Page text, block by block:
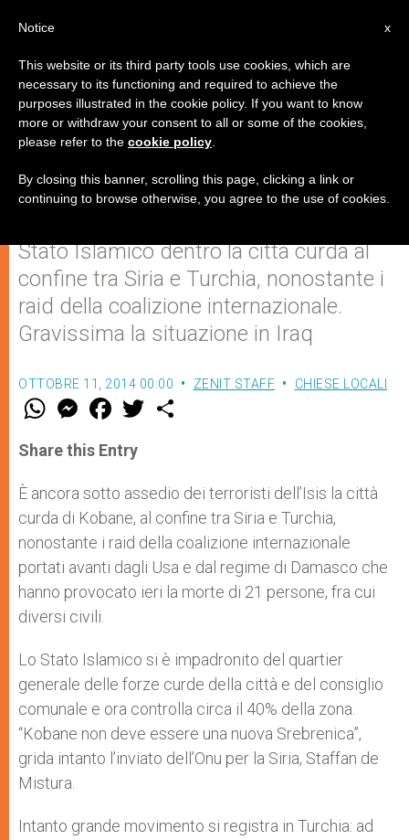
Kobane ancora sotto assedio dei
terroristi dell'Isis
Stato Islamico dentro la città curda al
confine tra Siria e Turchia, nonostante i
raid della coalizione internazionale.
Gravissima la situazione in Iraq
OTTOBRE 11, 2014 00:00 ZENIT STAFF CHIESE LOCALI
W
t
s
p
p
M
e
s
e
g
e
r
F
a
e
b
o
k
w
r
Share this Entry
È ancora sotto assedio dei terroristi dell’Isis la città
curda di Kobane, al confine tra Siria e Turchia,
nonostante i raid della coalizione internazionale
portati avanti dagli Usa e dal regime di Damasco che
hanno provocato ieri la morte di 21 persone, fra cui
diversi civili.
Lo Stato Islamico si è impadronito del quartier
generale delle forze curde della città e del consiglio
comunale e ora controlla circa il 40% della zona.
“Kobane non deve essere una nuova Srebrenica”,
grida intanto l’inviato dell’Onu per la Siria, Staffan de
Mistura.
Intanto grande movimento si registra in Turchia: ad
x
Notice
This website or its third party tools use cookies, which are
necessary to its functioning and required to achieve the
purposes illustrated in the cookie policy. If you want to know
more or withdraw your consent to all or some of the cookies,
please refer to the cookie policy
By closing this banner, scrolling this page, clicking a link or
continuing to browse otherwise, you agree to the use of cookies.